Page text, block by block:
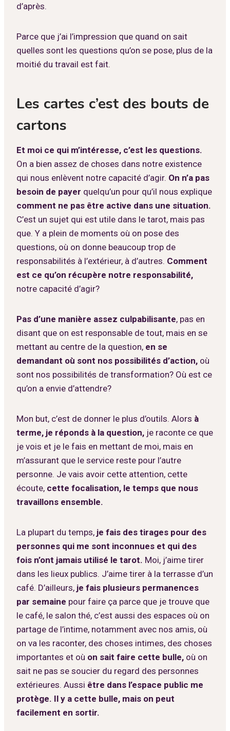
d’après.
Parce que j’ai l’impression que quand on sait
quelles sont les questions qu’on se pose, plus de la
moitié du travail est fait.
Les cartes c’est des bouts de
cartons
Et moi ce qui m’intéresse, c’est les questions.
On a bien assez de choses dans notre existence
qui nous enlèvent notre capacité d’agir. On n’a pas
besoin de payer quelqu’un pour qu’il nous explique
comment ne pas être active dans une situation.
C’est un sujet qui est utile dans le tarot, mais pas
que. Y a plein de moments où on pose des
questions, où on donne beaucoup trop de
responsabilités à l’extérieur, à d’autres. Comment
est ce qu’on récupère notre responsabilité,
notre capacité d’agir?
Pas d’une manière assez culpabilisante, pas en
disant que on est responsable de tout, mais en se
mettant au centre de la question, en se
demandant où sont nos possibilités d’action, où
sont nos possibilités de transformation? Où est ce
qu’on a envie d’attendre?
Mon but, c’est de donner le plus d’outils. Alors à
terme, je réponds à la question, je raconte ce que
je vois et je le fais en mettant de moi, mais en
m’assurant que le service reste pour l’autre
personne. Je vais avoir cette attention, cette
écoute, cette focalisation, le temps que nous
travaillons ensemble.
La plupart du temps, je fais des tirages pour des
personnes qui me sont inconnues et qui des
fois n’ont jamais utilisé le tarot. Moi, j’aime tirer
dans les lieux publics. J’aime tirer à la terrasse d’un
café. D’ailleurs, je fais plusieurs permanences
par semaine pour faire ça parce que je trouve que
le café, le salon thé, c’est aussi des espaces où on
partage de l’intime, notamment avec nos amis, où
on va les raconter, des choses intimes, des choses
importantes et où on sait faire cette bulle, où on
sait ne pas se soucier du regard des personnes
extérieures. Aussi être dans l’espace public me
protège. Il y a cette bulle, mais on peut
facilement en sortir.